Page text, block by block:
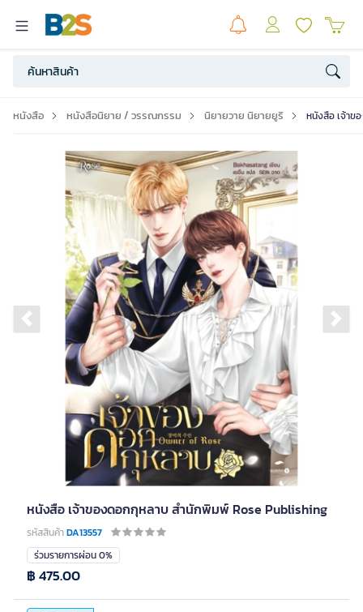
หนังสือ หนังสือนิยาย / วรรณกรรม นิยายวาย นิยายยูริ หนังสือ เจ้าข
Previous slide
หนังสือ เจ้าของดอกกุหลาบ สำนักพิมพ์ Rose Publishing
รหัสสินค้าDA13557
ร่วมรายการผ่อน 0%
฿ 475.00